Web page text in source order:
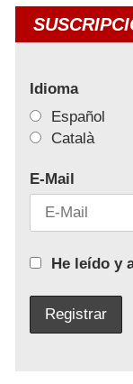
Idioma
Español
Català
E-Mail
He leído y